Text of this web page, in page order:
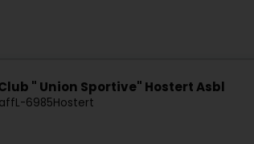
" Union Sportive" Hostert Asbl
L-6985Hostert